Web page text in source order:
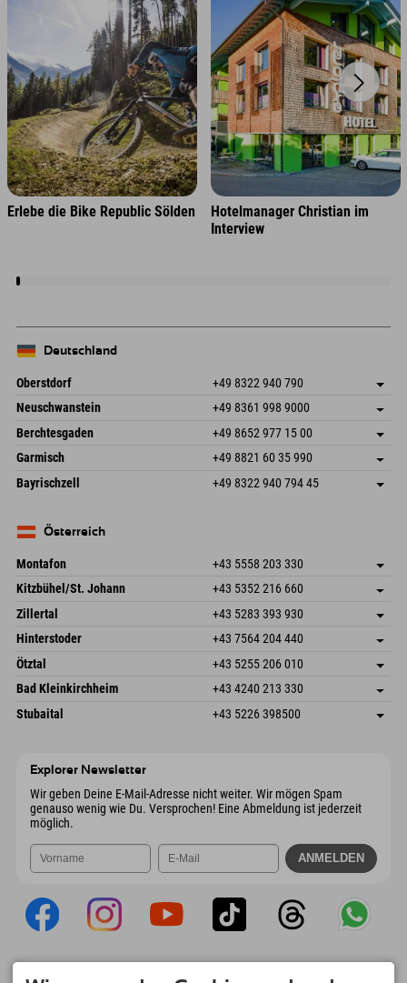
Erlebe die Bike Republic Sölden
Hotelmanager Christian im
Interview
Deutschland
Oberstdorf +49 8322 940 790
An der Breitach 3
Deutschland
Adresse speichern
Buchen
Neuschwanstein +49 8361 998 9000
An der Riese 45
87484 Nesselwang im Allgäu
Deutschland
Adresse speichern
Buchen
Berchtesgaden +49 8652 977 15 00
Hofreitstr. 7
Deutschland
Adresse speichern
Buchen
Garmisch +49 8821 60 35 990
Frickenstraße 22
82490 Farchant
Adresse speichern
Bayrischzell +49 8322 940 794 45
Deutschland
Österreich
Montafon +43 5558 203 330
Dorfstr. 127b
6793 Gaschurn/Montafon
Österreich
Adresse speichern
Buchen
Kitzbühel/St. Johann +43 5352 216 660
Speckbacherstraße 87
Österreich
Adresse speichern
Buchen
Zillertal +43 5283 393 930
Schmiedau 2
Österreich
Adresse speichern
Buchen
Hinterstoder +43 7564 204 440
Freizeitpark 10
Österreich
Adresse speichern
Buchen
Ötztal +43 5255 206 010
Gscheat 14
Österreich
Adresse speichern
Buchen
Bad Kleinkirchheim +43 4240 213 330
Dorfstraße 24
Adresse speichern
Stubaital +43 5226 398500
Explorer Newsletter
Wir geben Deine E-Mail-Adresse nicht weiter. Wir mögen Spam
genauso wenig wie Du. Versprochen! Eine Abmeldung ist jederzeit
möglich.